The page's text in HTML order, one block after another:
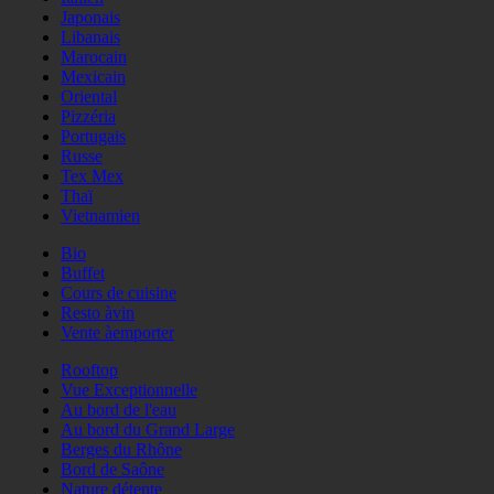
Japonais
Libanais
Marocain
Mexicain
Oriental
Pizzéria
Portugais
Russe
Tex Mex
Thaï
Vietnamien
Bio
Buffet
Cours de cuisine
Resto àvin
Vente àemporter
Rooftop
Vue Exceptionnelle
Au bord de l'eau
Au bord du Grand Large
Berges du Rhône
Bord de Saône
Nature détente